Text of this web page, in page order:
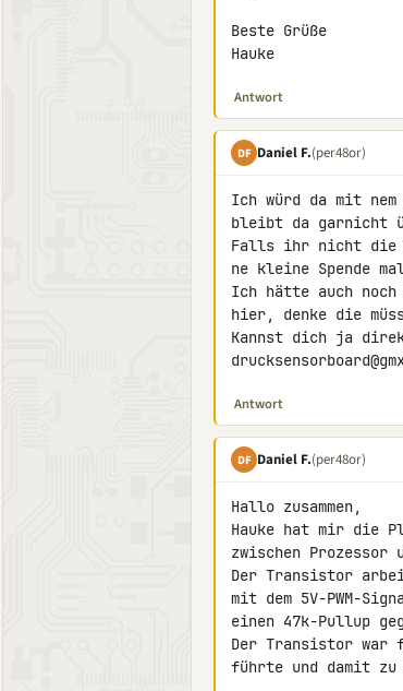
Beste Grüße
Hauke
Antwort
DF Daniel F.(per48or)
Ich würd da mit nem
bleibt da garnicht
Falls ihr nicht die
ne kleine Spende
Ich hätte auch
hier, denke die
Kannst dich ja
Antwort
DF Daniel F.(per48or)
Hallo zusammen,
Hauke hat mir die
zwischen
Der Transistor
mit dem 5V-PWM-
einen 47k-Pullup
Der Transistor war
führte und damit zu